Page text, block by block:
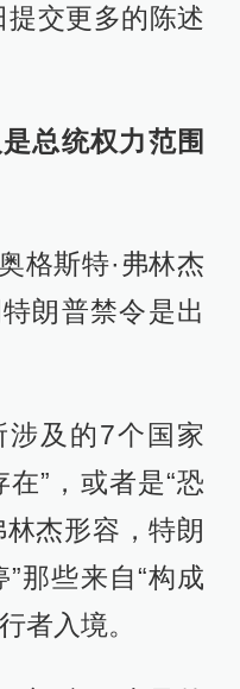
交更多的陈述
总统权力范围
格斯特·弗林杰
朗普禁令是出
及的7个国家
”，或者是“恐
杰形容，特朗
那些来自“构成
者入境。